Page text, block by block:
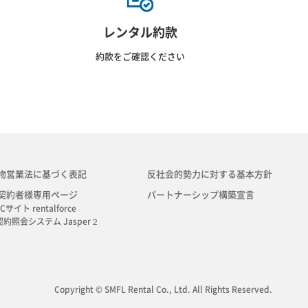
レンタル約款
約款をご確認ください
営業法に基づく表記
約者様専用ページ
サイト rentalforce
約照会システム Jasper２
反社会的勢力に対する基本方針
パートナーシップ構築宣言
Copyright © SMFL Rental Co., Ltd. All Rights Reserved.